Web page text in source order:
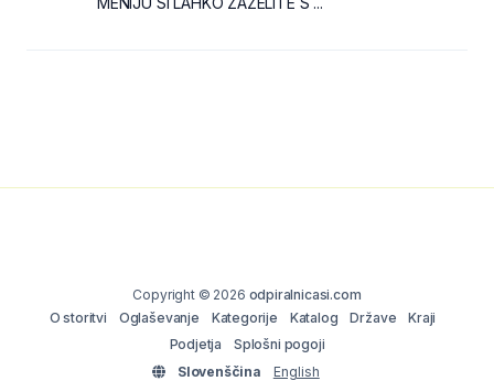
Copyright © 2026 odpiralnicasi.com
O storitvi
Oglaševanje Kategorije Katalog Države
Kraji
Podjetja
Splošni pogoji
Slovenščina
English